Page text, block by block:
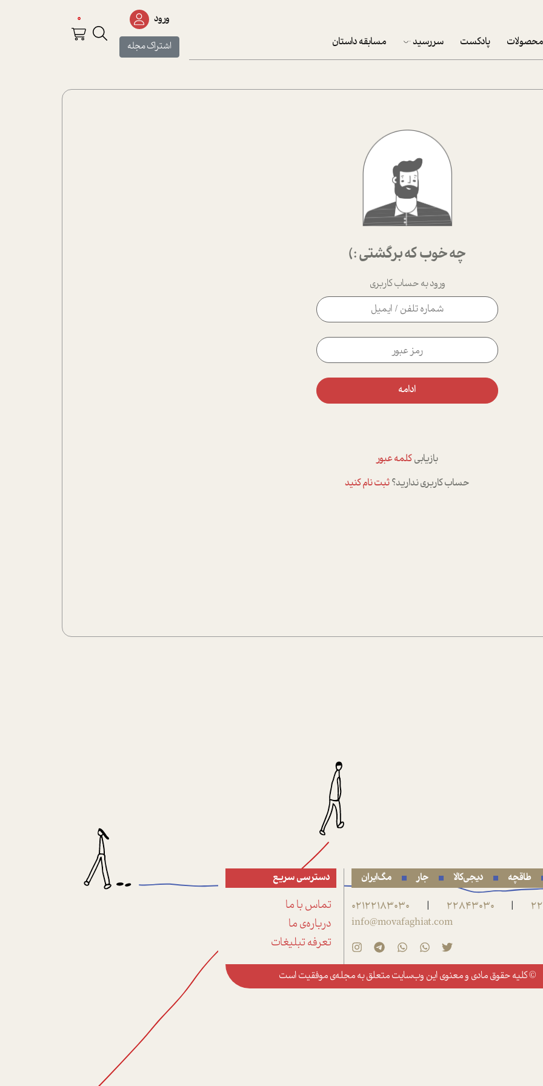
محصولات پادکست سررسید
پکيج نوروزي موفقيت
تقویم رومیزی
تقویم دیواری
مسابقه داستان
ورود
اشتراک مجله
0
چه خوب که برگشتی :)
ورود به حساب کاربری
ادامه
بازیابیکلمه عبور
حساب کاربری ندارید؟ثبت نام کنید
طاقچه دیجی‌کالا جار مگ‌ایران
|
22843030
|
02122183030
info@movafaghiat.com
دسترسی سریع
تماس با ما
درباره‌ی ما
تعرفه تبلیغات
© کلیه حقوق مادی و معنوی این وب‌سایت متعلق بهمجله‌ی موفقیتاست